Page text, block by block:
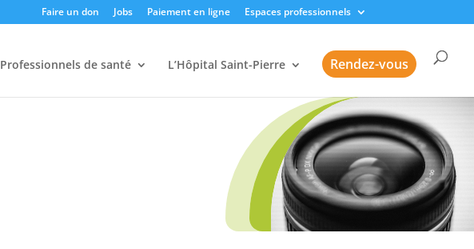
Faire un don Jobs Paiement en ligne Espaces professionnels
Professionnels de santé L’Hôpital Saint-Pierre Rendez-vous